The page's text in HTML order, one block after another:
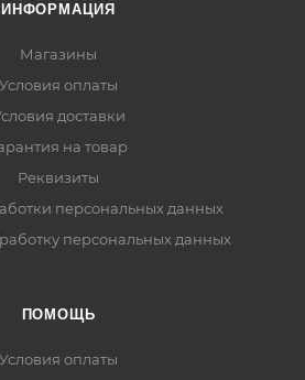
ИНФОРМАЦИЯ
Магазины
Условия оплаты
доставки
на товар
Реквизиты
персональных данных
персональных данных
ПОМОЩЬ
Условия оплаты